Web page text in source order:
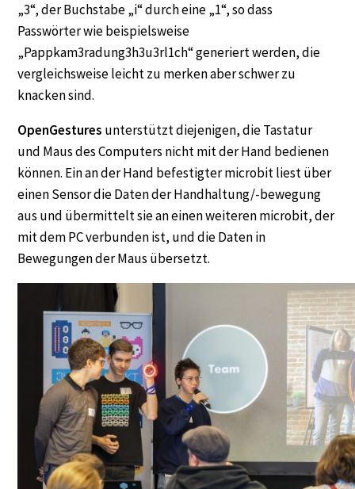
„3“, der Buchstabe „i“ durch eine „1“, so dass
Passwörter wie beispielsweise
„Pappkam3radung3h3u3rl1ch“ generiert werden, die
vergleichsweise leicht zu merken aber schwer zu
knacken sind.
OpenGestures unterstützt diejenigen, die Tastatur
und Maus des Computers nicht mit der Hand bedienen
können. Ein an der Hand befestigter microbit liest über
einen Sensor die Daten der Handhaltung/-bewegung
aus und übermittelt sie an einen weiteren microbit, der
mit dem PC verbunden ist, und die Daten in
Bewegungen der Maus übersetzt.